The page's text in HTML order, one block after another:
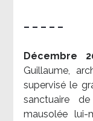
– – – – –
Décembre
Guillaume,
supervisé le
sanctuaire
mausolée lui-